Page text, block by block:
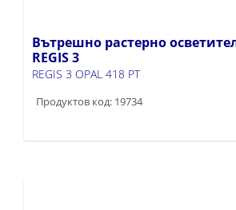
Вътрешно растерно
REGIS 3
REGIS 3 OPAL 418 PT
Продуктов код: 19734